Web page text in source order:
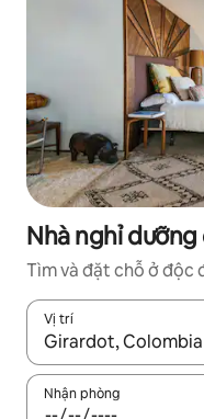
Nhà nghỉ
Tìm và đặt chỗ ở độc
Vị trí
Khi có kết quả, hãy
Nhận phòng